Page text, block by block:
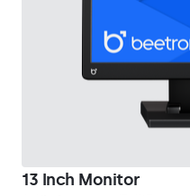
13 Inch Monitor